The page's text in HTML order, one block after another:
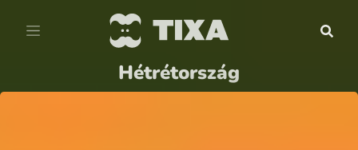
Hétrétország